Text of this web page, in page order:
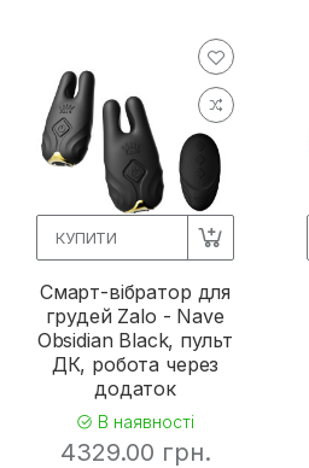
КУПИТИ
Смарт-вібратор для
грудей Zalo - Nave
Obsidian Black, пульт
ДК, робота через
додаток
В наявності
4329.00 грн.